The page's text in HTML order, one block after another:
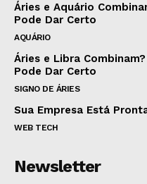
Áries e Aquário
Pode Dar Certo
AQUÁRIO
Áries e Libra
Pode Dar Certo
SIGNO DE ÁRIES
Sua Empresa Está
WEB TECH
Newsletter